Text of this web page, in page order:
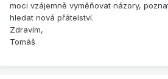
moci vzájemně vyměňovat názory,
hledat nová přátelství.
Zdravím,
Tomáš